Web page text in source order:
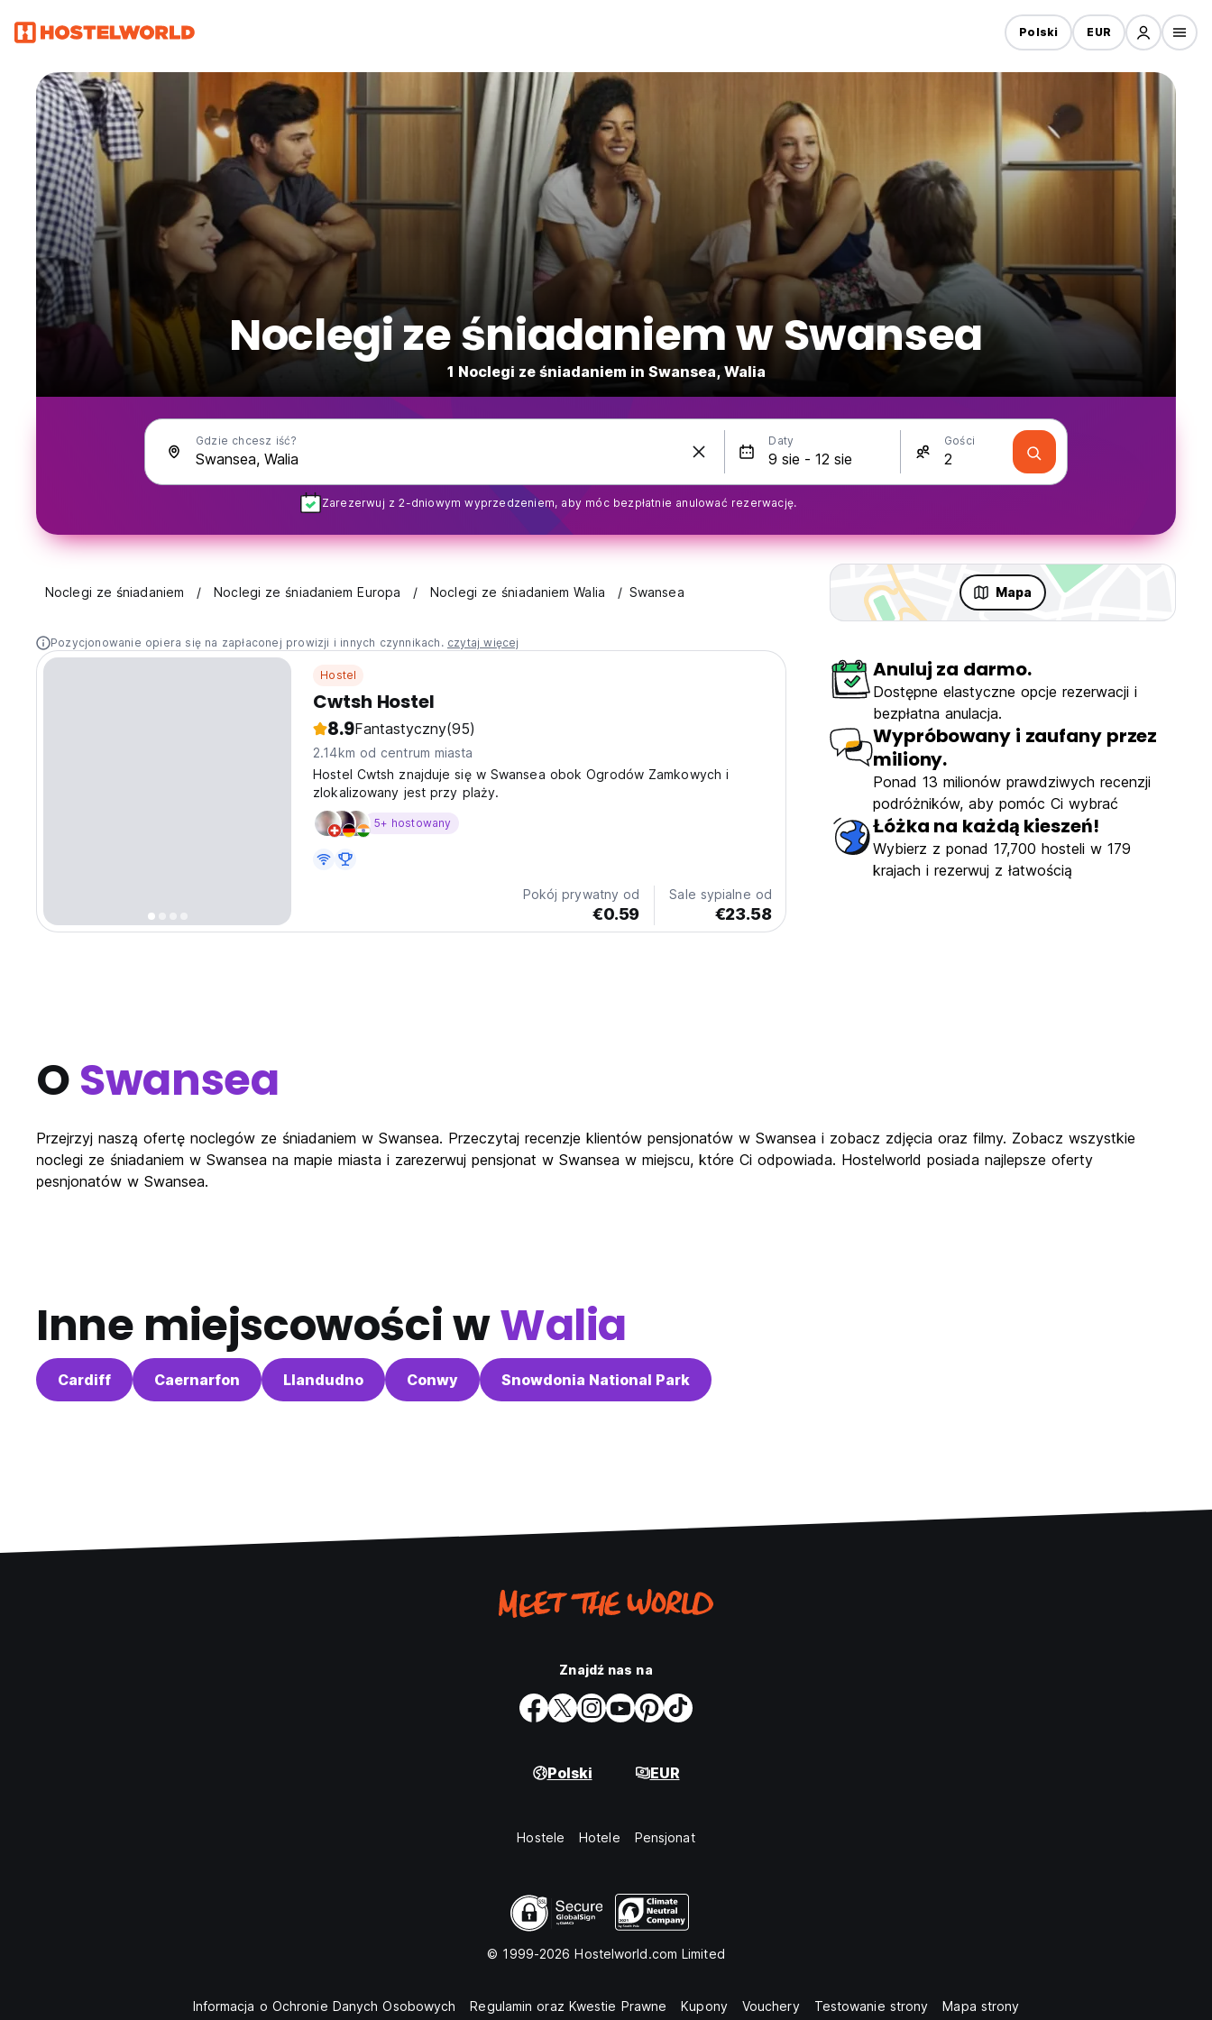
Polski EUR
Noclegi ze śniadaniem w Swansea
1 Noclegi ze śniadaniem in Swansea, Walia
Gdzie chcesz iść? Daty Gości
Zarezerwuj z 2-dniowym wyprzedzeniem, aby móc bezpłatnie anulować rezerwację.
Noclegi ze śniadaniem Noclegi ze śniadaniem Europa Noclegi ze śniadaniem Walia Swansea Mapa
Pozycjonowanie opiera się na zapłaconej prowizji i innych czynnikach. czytaj więcej
Hostel
Cwtsh Hostel
8.9Fantastyczny(95)
2.14km od centrum miasta
Hostel Cwtsh znajduje się w Swansea obok Ogrodów Zamkowych i
zlokalizowany jest przy plaży.
5+ hostowany
Pokój prywatny od
€0.59
Sale sypialne od
€23.58
Anuluj za darmo.
Dostępne elastyczne opcje rezerwacji i
bezpłatna anulacja.
Wypróbowany i zaufany przez
miliony.
Ponad 13 milionów prawdziwych recenzji
podróżników, aby pomóc Ci wybrać
Łóżka na każdą kieszeń!
Wybierz z ponad 17,700 hosteli w 179
krajach i rezerwuj z łatwością
OSwansea
Przejrzyj naszą ofertę noclegów ze śniadaniem w Swansea. Przeczytaj recenzje klientów pensjonatów w Swansea i zobacz zdjęcia oraz filmy. Zobacz wszystkie
noclegi ze śniadaniem w Swansea na mapie miasta i zarezerwuj pensjonat w Swansea w miejscu, które Ci odpowiada. Hostelworld posiada najlepsze oferty
pesnjonatów w Swansea.
Inne miejscowości wWalia
Cardiff Caernarfon Llandudno Conwy Snowdonia National Park
Znajdź nas na
Polski EUR
Hostele Hotele Pensjonat
© 1999-2026 Hostelworld.com Limited
Informacja o Ochronie Danych Osobowych Regulamin oraz Kwestie Prawne Kupony Vouchery Testowanie strony Mapa strony